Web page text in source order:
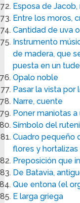
Esposa de
Entre los moros,
Cantidad de uva
Instrumento
de madera, que
puesta en un
Opalo noble
Pasar la vista por
Narre, cuente
Poner maniotas
Símbolo del
Cuadro pequeño
flores y hortalizas
Preposición que
De Batavia,
Que entona (el
E larga griega